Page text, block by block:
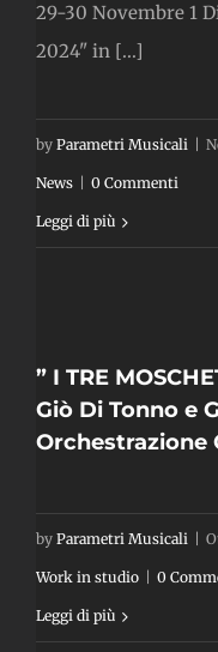
29-30 Novembre 1
2024" in [...]
by Parametri Musicali
News 0 Commenti
Leggi di più
” I TRE
Giò Di Tonno e
Orchestrazione
by Parametri Musicali
Work in studio 0
Leggi di più